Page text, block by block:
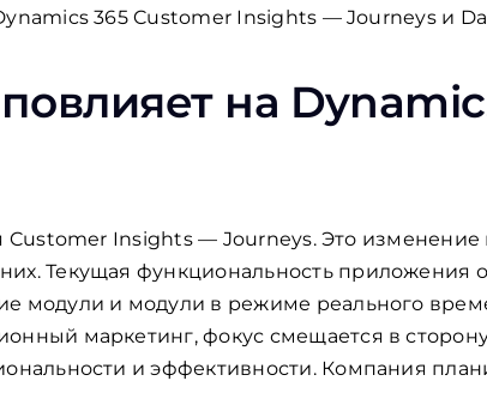
365 Customer Insights — Journeys и
на
Customer Insights — Journeys. Это изменение
Текущая функциональность приложения
модули и модули в режиме реального
маркетинг, фокус смещается в
и эффективности. Компания